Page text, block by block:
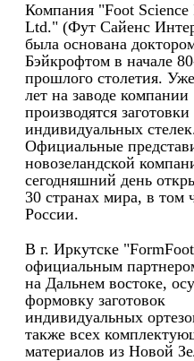
Компания "Foot Science
Ltd." (Фут Сайенс
была основана
Бэйкрофтом в начале
прошлого столетия.
лет на заводе компании
производятся заготовки
индивидуальных
Официальные
новозеландской
сегодняшний день
30 странах мира, в том
России.
В г. Иркутске
официальным
на Дальнем востоке,
формовку заготовок
индивидуальных
также всех
материалов из Новой